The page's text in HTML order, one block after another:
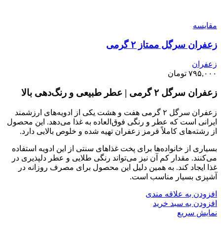
مقايسه
زعفران سرگل ممتاز ۲ گرمی
زعفران
۷۹۵,۰۰۰ تومان
زعفران سرگل ۲ گرمی | عطر طبیعی و رنگ‌دهی بالا
زعفران سرگل ۲ گرمی هفت و هشت یکی از ادویه‌های ارزشمند
ایرانی است که عطر و رنگی فوق‌العاده به غذا می‌دهد. این محصول
از رشته‌های کاملاً قرمز زعفران تهیه شده و خلوص بالایی دارد.
بسیاری از خانواده‌ها برای پخت غذاهای سنتی از این ادویه استفاده
می‌کنند. مقدار کم آن نیز می‌تواند رنگی طلایی و عطر دلپذیری در
غذا ایجاد کند. به همین دلیل این محصول برای مصرف روزانه در
آشپزی بسیار مناسب است.
افزودن به علاقه مندی
افزودن به سبد خرید
نمایش سریع